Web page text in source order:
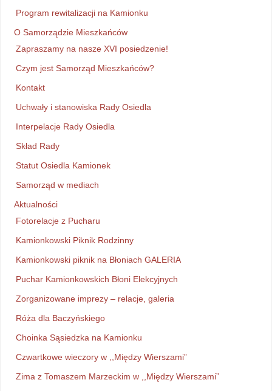
Program rewitalizacji na Kamionku
O Samorządzie Mieszkańców
Zapraszamy na nasze XVI posiedzenie!
Czym jest Samorząd Mieszkańców?
Kontakt
Uchwały i stanowiska Rady Osiedla
Interpelacje Rady Osiedla
Skład Rady
Statut Osiedla Kamionek
Samorząd w mediach
Aktualności
Fotorelacje z Pucharu
Kamionkowski Piknik Rodzinny
Kamionkowski piknik na Błoniach GALERIA
Puchar Kamionkowskich Błoni Elekcyjnych
Zorganizowane imprezy – relacje, galeria
Róża dla Baczyńskiego
Choinka Sąsiedzka na Kamionku
Czwartkowe wieczory w ,,Między Wierszami”
Zima z Tomaszem Marzeckim w ,,Między Wierszami”